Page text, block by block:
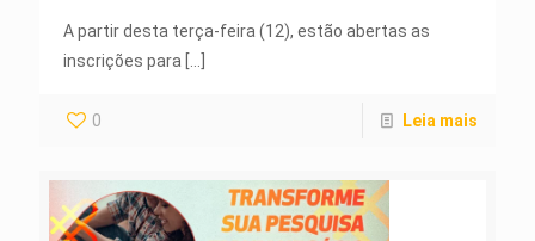
A partir desta terça-feira (12), estão abertas as
inscrições para
0 Leia mais